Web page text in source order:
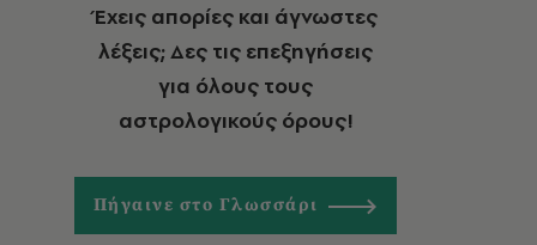
Έχεις απορίες και άγνωστες
λέξεις; Δες τις επεξηγήσεις
για όλους τους
αστρολογικούς όρους!
Πήγαινε στο Γλωσσάρι